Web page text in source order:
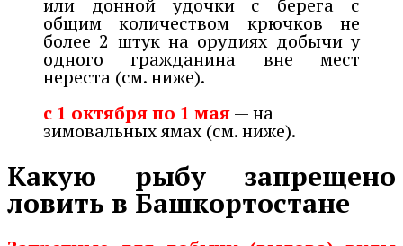
или донной удочки с берега с
общим количеством крючков не
более 2 штук на орудиях добычи у
одного гражданина вне мест
нереста (см. ниже).
с 1 октября по 1 мая— на
зимовальных ямах (см. ниже).
Какую рыбу запрещено
ловить в Башкортостане